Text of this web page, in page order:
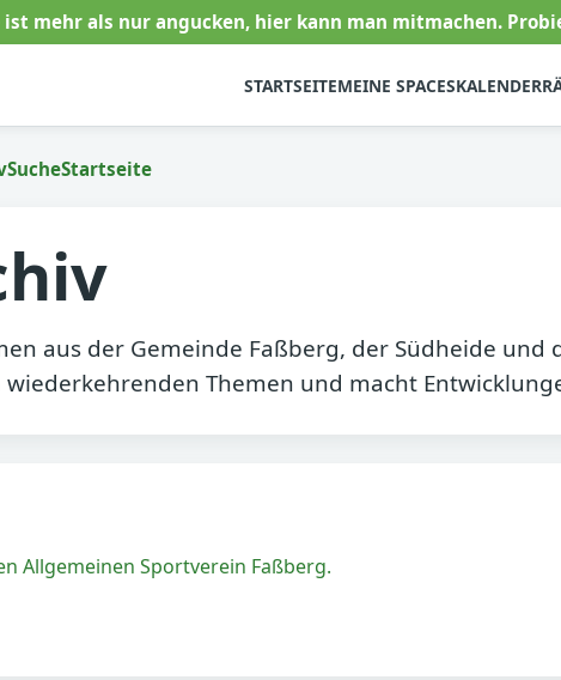
ist mehr als nur angucken, hier kann man mitmachen.
STARTSEITEMEINE SPACESKALENDER
SucheStartseite
aus der Gemeinde Faßberg, der Südheide und
Themen und macht
Allgemeinen Sportverein Faßberg.